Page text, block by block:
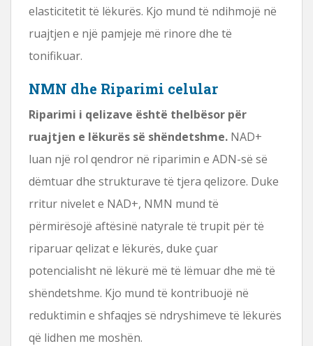
elasticitetit të lëkurës. Kjo mund të ndihmojë në
ruajtjen e një pamjeje më rinore dhe të
tonifikuar.
NMN dhe Riparimi celular
Riparimi i qelizave është thelbësor për
ruajtjen e lëkurës së shëndetshme. NAD+
luan një rol qendror në riparimin e ADN-së së
dëmtuar dhe strukturave të tjera qelizore. Duke
rritur nivelet e NAD+, NMN mund të
përmirësojë aftësinë natyrale të trupit për të
riparuar qelizat e lëkurës, duke çuar
potencialisht në lëkurë më të lëmuar dhe më të
shëndetshme. Kjo mund të kontribuojë në
reduktimin e shfaqjes së ndryshimeve të lëkurës
që lidhen me moshën.